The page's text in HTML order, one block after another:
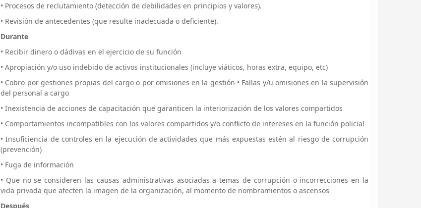
• Procesos de reclutamiento (detección de debilidades en principios y valores).
• Revisión de antecedentes (que resulte inadecuada o deficiente).
Durante
• Recibir dinero o dádivas en el ejercicio de su función
• Apropiación y/o uso indebido de activos institucionales (incluye viáticos, horas extra, equipo, etc)
• Cobro por gestiones propias del cargo o por omisiones en la gestión • Fallas y/u omisiones en la supervisión
del personal a cargo
• Inexistencia de acciones de capacitación que garanticen la interiorización de los valores compartidos
• Comportamientos incompatibles con los valores compartidos y/o conflicto de intereses en la función policial
• Insuficiencia de controles en la ejecución de actividades que más expuestas estén al riesgo de corrupción
(prevención)
• Fuga de información
• Que no se consideren las causas administrativas asociadas a temas de corrupción o incorrecciones en la
vida privada que afecten la imagen de la organización, al momento de nombramientos o ascensos
Después